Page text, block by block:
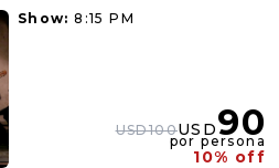
Show:8:15 PM
USD100USD90
por persona
10% off